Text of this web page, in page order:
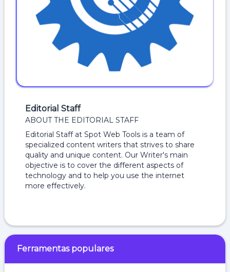
Editorial Staff
ABOUT THE EDITORIAL STAFF
Editorial Staff at Spot Web Tools is a team of
specialized content writers that strives to share
quality and unique content. Our Writer's main
objective is to cover the different aspects of
technology and to help you use the internet
more effectively.
Ferramentas populares